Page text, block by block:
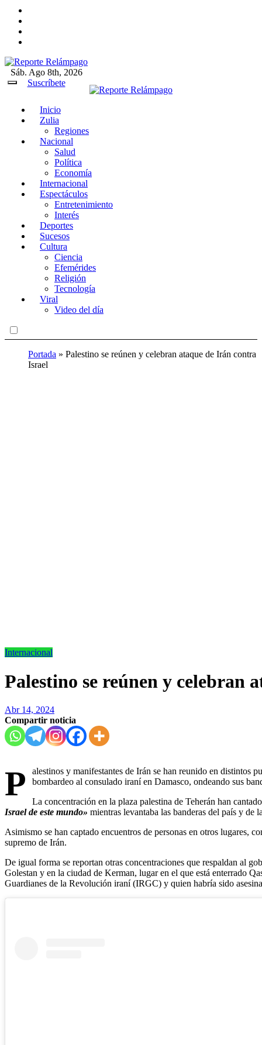
Reporte Relámpago
Claridad y rigor en cada noticia
Sáb. Ago 8th, 2026
Suscríbete
Inicio
Zulia
Regiones
Nacional
Salud
Política
Economía
Internacional
Espectáculos
Entretenimiento
Interés
Deportes
Sucesos
Cultura
Ciencia
Efemérides
Religión
Tecnología
Viral
Video del día
Portada » Palestino se reúnen y celebran ataque de Irán contra
Israel
Internacional
Palestino se reúnen y celebran
Abr 14, 2024
Compartir noticia
P
alestinos y manifestantes de Irán se han reunido en distintos
bombardeo al consulado iraní en Damasco, ondeando sus
La concentración en la plaza palestina de Teherán han
Israel de este mundo» mientras levantaba las banderas del país y
Asimismo se han captado encuentros de personas en otros lugares,
supremo de Irán.
De igual forma se reportan otras concentraciones que respaldan al
Golestan y en la ciudad de Kerman, lugar en el que está enterrado
Guardianes de la Revolución iraní (IRGC) y quien habría sido